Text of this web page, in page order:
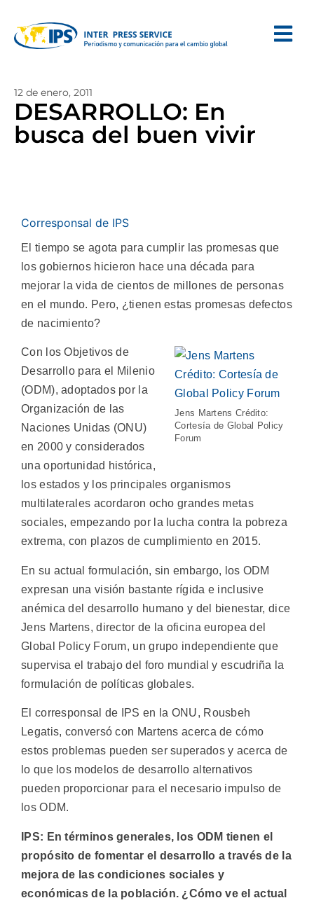
12 de enero, 2011
DESARROLLO: En
busca del buen vivir
Corresponsal de IPS
El tiempo se agota para cumplir las promesas que
los gobiernos hicieron hace una década para
mejorar la vida de cientos de millones de personas
en el mundo. Pero, ¿tienen estas promesas defectos
de nacimiento?
Jens Martens Crédito:
Cortesía de Global Policy
Forum
Con los Objetivos de
Desarrollo para el Milenio
(ODM), adoptados por la
Organización de las
Naciones Unidas (ONU)
en 2000 y considerados
una oportunidad histórica,
los estados y los principales organismos
multilaterales acordaron ocho grandes metas
sociales, empezando por la lucha contra la pobreza
extrema, con plazos de cumplimiento en 2015.
En su actual formulación, sin embargo, los ODM
expresan una visión bastante rígida e inclusive
anémica del desarrollo humano y del bienestar, dice
Jens Martens, director de la oficina europea del
Global Policy Forum, un grupo independiente que
supervisa el trabajo del foro mundial y escudriña la
formulación de políticas globales.
El corresponsal de IPS en la ONU, Rousbeh
Legatis, conversó con Martens acerca de cómo
estos problemas pueden ser superados y acerca de
lo que los modelos de desarrollo alternativos
pueden proporcionar para el necesario impulso de
los ODM.
IPS: En términos generales, los ODM tienen el
propósito de fomentar el desarrollo a través de la
mejora de las condiciones sociales y
económicas de la población. ¿Cómo ve el actual